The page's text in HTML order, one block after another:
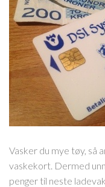
Vasker du mye tøy, så
vaskekort. Dermed
penger til neste